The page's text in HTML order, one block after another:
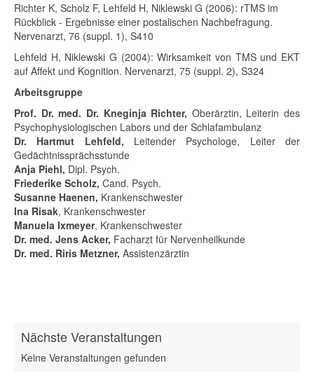
Richter K, Scholz F, Lehfeld H, Niklewski G (2006): rTMS im
Rückblick - Ergebnisse einer postalischen Nachbefragung.
Nervenarzt, 76 (suppl. 1), S410
Lehfeld H, Niklewski G (2004): Wirksamkeit von TMS und EKT
auf Affekt und Kognition. Nervenarzt, 75 (suppl. 2), S324
Arbeitsgruppe
Prof. Dr. med. Dr. Kneginja Richter, Oberärztin, Leiterin des
Psychophysiologischen Labors und der Schlafambulanz
Dr. Hartmut Lehfeld, Leitender Psychologe, Leiter der
Gedächtnissprächsstunde
Anja Piehl, Dipl. Psych.
Friederike Scholz, Cand. Psych.
Susanne Haenen, Krankenschwester
Ina Risak, Krankenschwester
Manuela Ixmeyer, Krankenschwester
Dr. med. Jens Acker, Facharzt für Nervenheilkunde
Dr. med. Riris Metzner, Assistenzärztin
Nächste Veranstaltungen
Keine Veranstaltungen gefunden